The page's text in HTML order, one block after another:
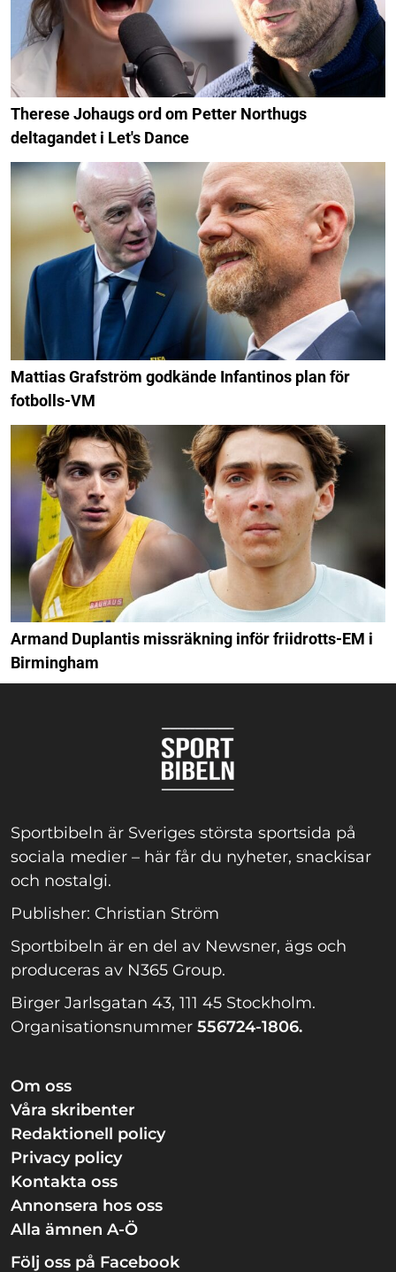
Therese Johaugs ord om Petter Northugs
deltagandet i Let's Dance
Mattias Grafström godkände Infantinos plan för
fotbolls-VM
Armand Duplantis missräkning inför friidrotts-EM i
Birmingham
Sportbibeln är Sveriges största sportsida på
sociala medier – här får du nyheter, snackisar
och nostalgi.
Publisher: Christian Ström
Sportbibeln är en del av Newsner, ägs och
produceras av N365 Group.
Birger Jarlsgatan 43, 111 45 Stockholm.
Organisationsnummer 556724-1806.
Om oss
Våra skribenter
Redaktionell policy
Privacy policy
Kontakta oss
Annonsera hos oss
Alla ämnen A-Ö
Följ oss på Facebook